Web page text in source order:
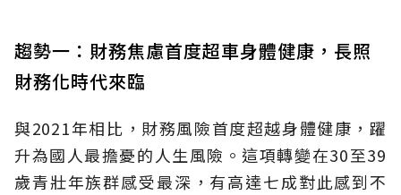
趨勢一：財務焦慮首度超車身體健康，長照
財務化時代來臨
與2021年相比，財務風險首度超越身體健康，躍
升為國人最擔憂的人生風險。這項轉變在30至39
歲青壯年族群感受最深，有高達七成對此感到不